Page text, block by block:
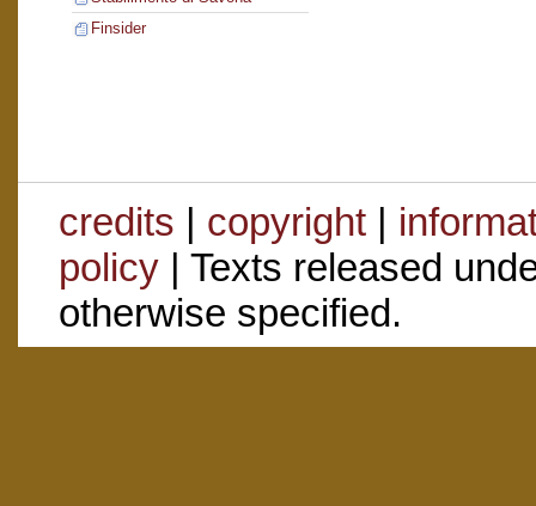
Finsider
credits | copyright|
policy| Texts released
otherwise specified.